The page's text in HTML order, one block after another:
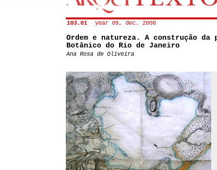
103.01 year 09, dec. 2008
Ordem e natureza. A construção da
Botânico do Rio de Janeiro
Ana Rosa de Oliveira